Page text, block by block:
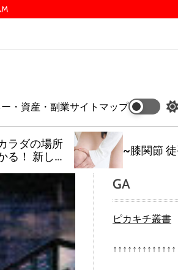
・資産・副業サイトマップ
S
w
t
o
o
m
ラダの場所
る！ 新しい
~膝関節
GA
ピカキチ叢書
↑↑↑↑↑↑↑↑↑↑↑↑↑